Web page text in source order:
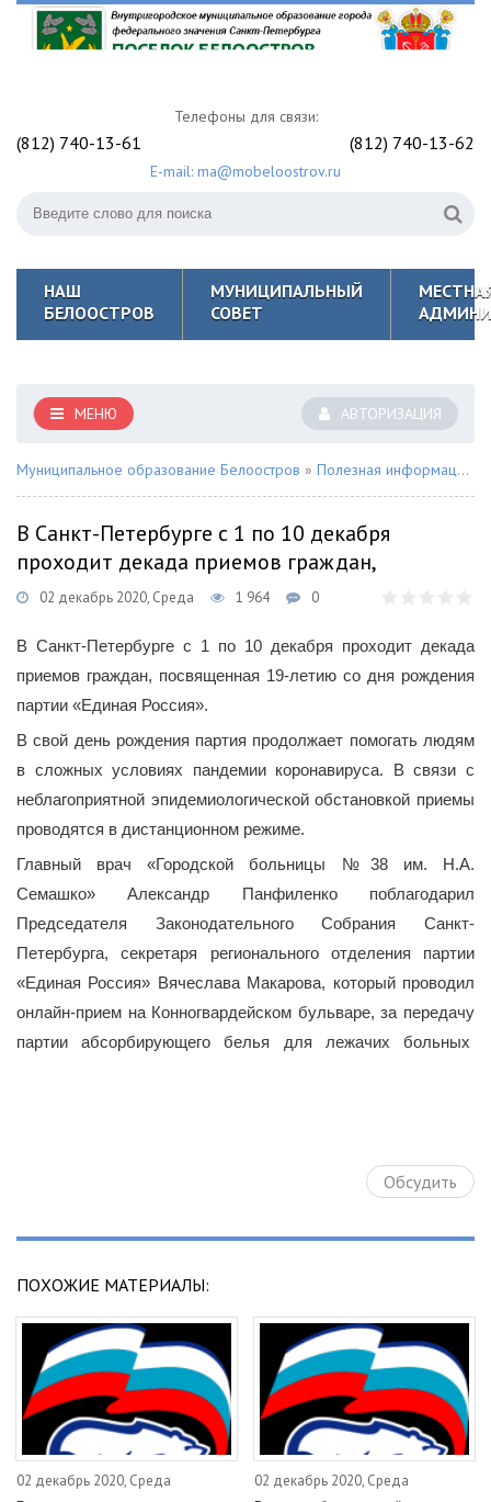
Телефоны для связи:
(812) 740-13-61 (812) 740-13-62
E-mail: ma@mobeloostrov.ru
НАШ
БЕЛООСТРОВ
МУНИЦИПАЛЬНЫЙ
СОВЕТ
АВТОРИЗАЦИЯ
МЕНЮ
Муниципальное образование Белоостров » Полезная информация для жителей
В Санкт-Петербурге с 1 по 10 декабря
проходит декада приемов граждан,
02 декабрь 2020, Среда 1 964 0
В Санкт-Петербурге с 1 по 10 декабря проходит декада
приемов граждан, посвященная 19-летию со дня рождения
партии «Единая Россия».
В свой день рождения партия продолжает помогать людям
в сложных условиях пандемии коронавируса. В связи с
неблагоприятной эпидемиологической обстановкой приемы
проводятся в дистанционном режиме.
Главный врач «Городской больницы №38 им. Н.А.
Семашко» Александр Панфиленко поблагодарил
Председателя Законодательного Собрания Санкт-
Петербурга, секретаря регионального отделения партии
«Единая Россия» Вячеслава Макарова, который проводил
онлайн-прием на Конногвардейском бульваре, за передачу
партии абсорбирующего белья для лежачих больных
Обсудить
ПОХОЖИЕ МАТЕРИАЛЫ:
02 декабрь 2020, Среда 02 декабрь 2020, Среда